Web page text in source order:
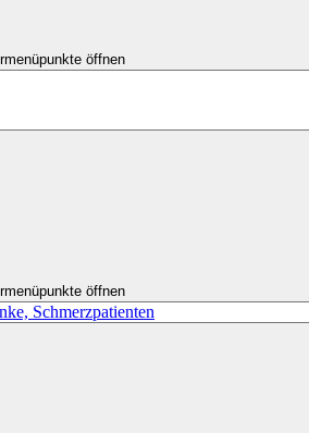
öffnen
öffnen
Schmerzpatienten